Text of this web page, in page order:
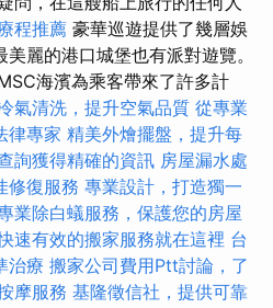
程推薦 豪華巡遊提供了幾層娛
麗的港口城堡也有派對遊覽。
海濱為乘客帶來了許多計
氣清洗，提升空氣品質 從專業
律專家 精美外燴擺盤，提升每
詢獲得精確的資訊 房屋漏水處
修復服務 專業設計，打造獨一
業除白蟻服務，保護您的房屋
速有效的搬家服務就在這裡 台
治療 搬家公司費用Ptt討論，了
摩服務 基隆徵信社，提供可靠